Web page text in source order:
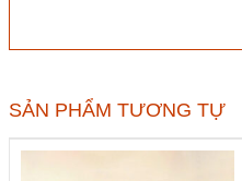
lượng
SẢN PHẨM TƯƠNG TỰ